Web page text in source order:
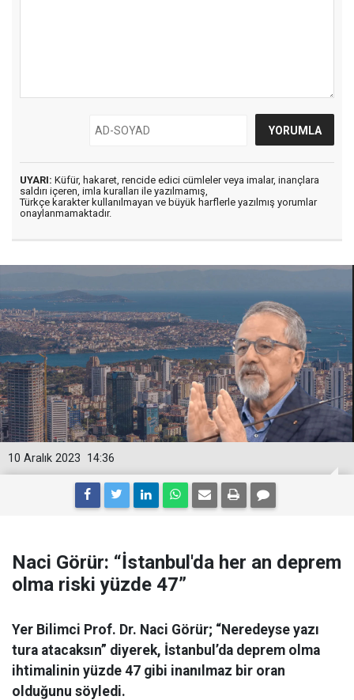
UYARI: Küfür, hakaret, rencide edici cümleler veya imalar, inançlara
saldırı içeren, imla kuralları ile yazılmamış,
Türkçe karakter kullanılmayan ve büyük harflerle yazılmış yorumlar
onaylanmamaktadır.
14:36
10 Aralık 2023
Naci Görür: “İstanbul'da her an deprem
olma riski yüzde 47”
Yer Bilimci Prof. Dr. Naci Görür; “Neredeyse yazı
tura atacaksın” diyerek, İstanbul’da deprem olma
ihtimalinin yüzde 47 gibi inanılmaz bir oran
olduğunu söyledi.